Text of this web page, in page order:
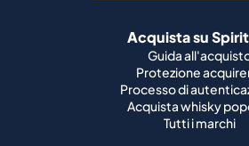
Acquista su
Guida
Protezione
Processo di
Acquista whisky
Tutti i marchi